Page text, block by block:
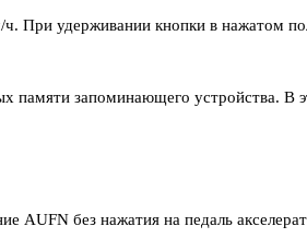
При удерживании кнопки в нажатом
запоминающего устройства. В
AUFN без нажатия на педаль